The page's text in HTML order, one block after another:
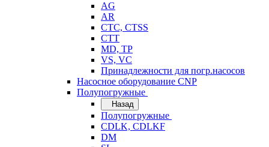
AG
AR
CTC, CTSS
CTT
MD, TP
VS, VC
Принадлежности для погр.насосов
Насосное оборудование CNP
Полупогружные
Назад
Полупогружные
CDLK, CDLKF
DM